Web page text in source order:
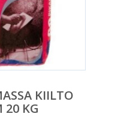
KIILTO
20 KG